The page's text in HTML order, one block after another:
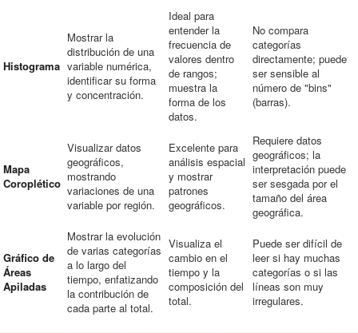
Histograma
Mostrar la
distribución de una
variable numérica,
identificar su forma
y concentración.
Ideal para
entender la
frecuencia de
valores dentro
de rangos;
muestra la
forma de los
datos.
No compara
categorías
directamente; puede
ser sensible al
número de "bins"
(barras).
Mapa
Coroplético
Visualizar datos
geográficos,
mostrando
variaciones de una
variable por región.
Excelente para
análisis espacial
y mostrar
patrones
geográficos.
Requiere datos
geográficos; la
interpretación puede
ser sesgada por el
tamaño del área
geográfica.
Gráfico de
Áreas
Apiladas
Mostrar la evolución
de varias categorías
a lo largo del
tiempo, enfatizando
la contribución de
cada parte al total.
Visualiza el
cambio en el
tiempo y la
composición del
total.
Puede ser difícil de
leer si hay muchas
categorías o si las
líneas son muy
irregulares.